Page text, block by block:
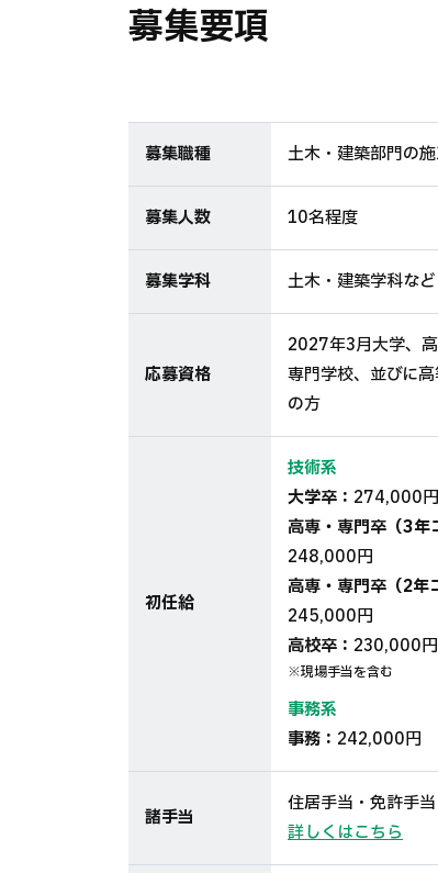
募集要項
募集職種 土木・建築部門の
募集人数 10名程度
募集学科 土木・建築学科など
応募資格
2027年3月大学、
専門学校、並びに
の方
初任給
技術系
大学卒： 274,000円
高専・専門卒（3年
248,000円
高専・専門卒（2年
245,000円
高校卒： 230,000円
※現場手当を含む
事務系
事務： 242,000円
諸手当
住居手当・免許手
詳しくはこちら